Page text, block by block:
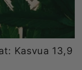
Kasvua 13,9